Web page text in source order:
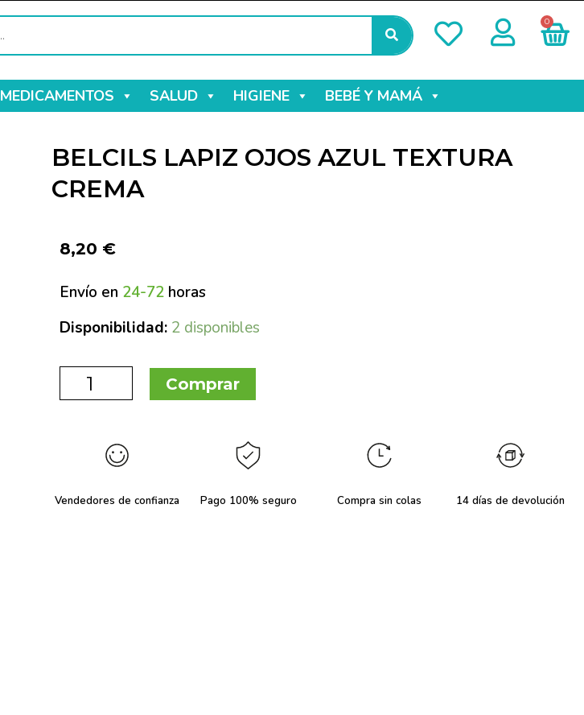
0
MEDICAMENTOS SALUD HIGIENE BEBÉ Y MAMÁ
BELCILS LAPIZ OJOS AZUL TEXTURA
CREMA
8,20 €
Envío en 24-72 horas
Disponibilidad: 2 disponibles
Comprar
Vendedores de confianza Pago 100% seguro Compra sin colas 14 días de devolución